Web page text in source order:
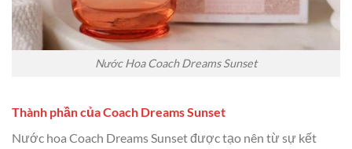
Nước Hoa Coach Dreams Sunset
Thành phần của Coach Dreams Sunset
Nước hoa Coach Dreams Sunset được tạo nên từ sự kết